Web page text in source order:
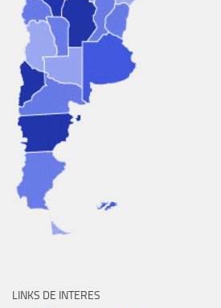
LINKS DE INTERES